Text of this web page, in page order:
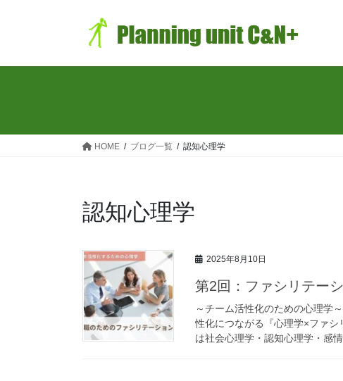
HOME ブログ一覧 認知心理学
認知心理学
2025年8月10日
第2回：ファシリテー
～チーム活性化のための心理学
性化につながる『心理学×ファ
は社会心理学・認知心理学・感